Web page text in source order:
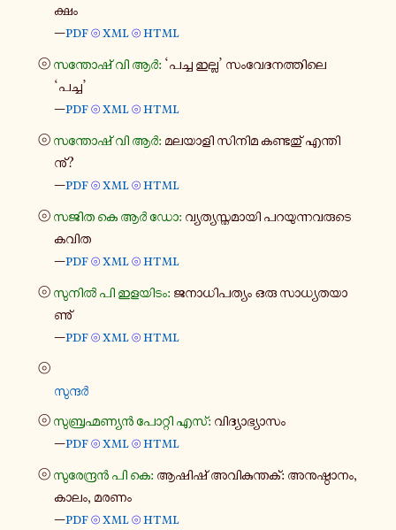
ക്ഷം
—pdf ⦾ xml ⦾ html
⦾ സന്തോ​ഷ് വി ആർ: ‘പച്ച ഇല്ല’ സം​വേ​ദ​ന​ത്തി​ലെ
‘പച്ച’
—pdf ⦾ xml ⦾ html
⦾ സന്തോ​ഷ് വി ആർ: മല​യാ​ളി സിനിമ കണ്ട​തു് എന്തി​
നു്?
—pdf ⦾ xml ⦾ html
⦾ സജിത കെ ആർ ഡോ: വ്യ​ത്യ​സ്ത​മാ​യി പറ​യു​ന്ന​വ​രു​ടെ
കവിത
—pdf ⦾ xml ⦾ html
⦾ സുനിൽ പി ഇള​യി​ടം: ജനാ​ധി​പ​ത്യം ഒരു സാ​ധ്യ​ത​യാ​
ണു്
—pdf ⦾ xml ⦾ html
⦾
സു​ന്ദർ
⦾ സു​ബ്ര​ഹ്മ​ണ്യൻ പോ​റ്റി എസ്: വി​ദ്യാ​ഭ്യാ​സം
—pdf ⦾ xml ⦾ html
⦾ സു​രേ​ന്ദ്രൻ പി കെ: ആഷിഷ് അവി​കു​ന്ത​ക്: അനു​ഷ്ഠാ​നം,
കാലം, മരണം
—pdf ⦾ xml ⦾ html